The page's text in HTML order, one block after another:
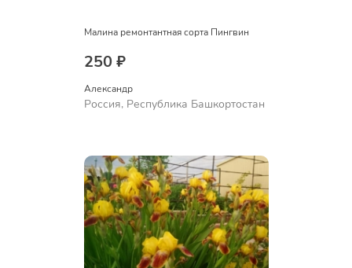
Малина ремонтантная сорта Пингвин
250 ₽
Александр
Россия, Республика Башкортостан